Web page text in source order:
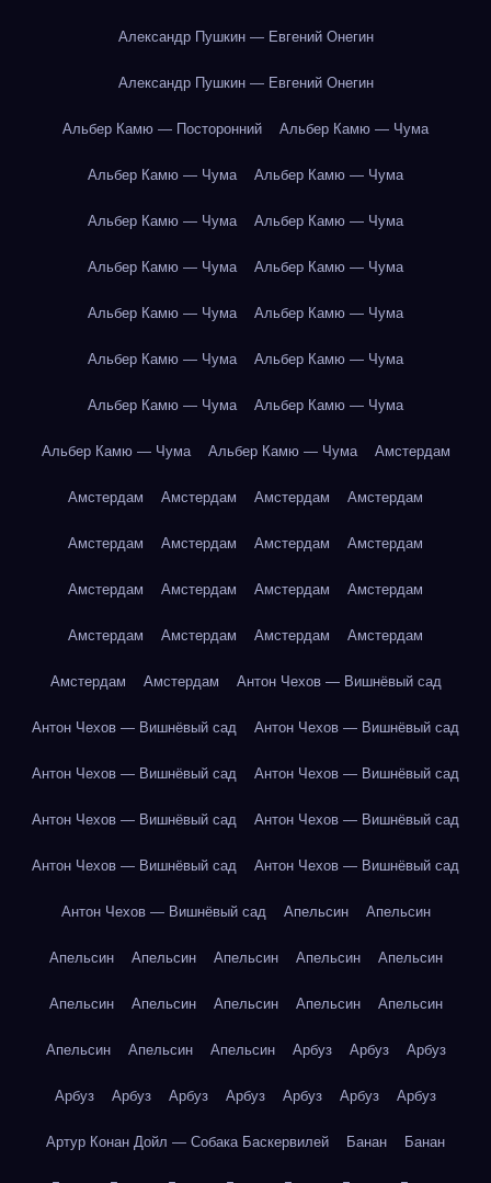
Александр Пушкин — Евгений Онегин
Александр Пушкин — Евгений Онегин
Альбер Камю — Посторонний Альбер Камю — Чума
Альбер Камю — Чума Альбер Камю — Чума
Альбер Камю — Чума Альбер Камю — Чума
Альбер Камю — Чума Альбер Камю — Чума
Альбер Камю — Чума Альбер Камю — Чума
Альбер Камю — Чума Альбер Камю — Чума
Альбер Камю — Чума Альбер Камю — Чума
Альбер Камю — Чума Альбер Камю — Чума Амстердам
Амстердам Амстердам Амстердам Амстердам
Амстердам Амстердам Амстердам Амстердам
Амстердам Амстердам Амстердам Амстердам
Амстердам Амстердам Амстердам Амстердам
Амстердам Амстердам Антон Чехов — Вишнёвый сад
Антон Чехов — Вишнёвый сад Антон Чехов — Вишнёвый сад
Антон Чехов — Вишнёвый сад Антон Чехов — Вишнёвый сад
Антон Чехов — Вишнёвый сад Антон Чехов — Вишнёвый сад
Антон Чехов — Вишнёвый сад Антон Чехов — Вишнёвый сад
Антон Чехов — Вишнёвый сад Апельсин Апельсин
Апельсин Апельсин Апельсин Апельсин Апельсин
Апельсин Апельсин Апельсин Апельсин Апельсин
Апельсин Апельсин Апельсин Арбуз Арбуз Арбуз
Арбуз Арбуз Арбуз Арбуз Арбуз Арбуз Арбуз
Артур Конан Дойл — Собака Баскервилей Банан Банан